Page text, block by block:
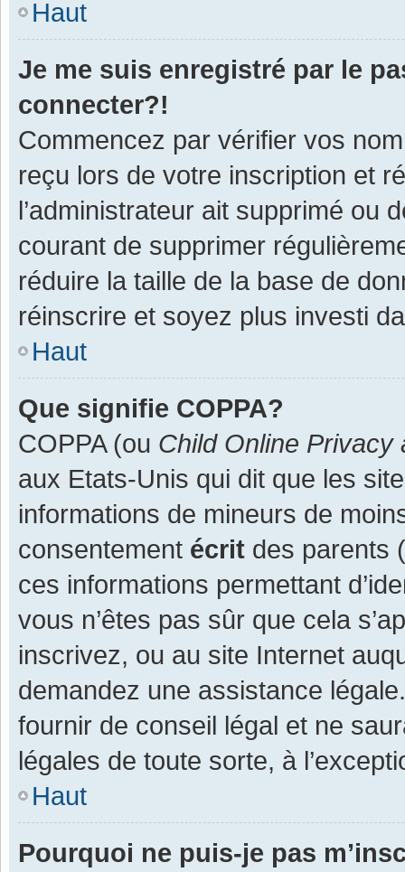
Haut
Je me suis enregistré par le
connecter?!
Commencez par vérifier vos
reçu lors de votre inscription et
l’administrateur ait supprimé ou
courant de supprimer
réduire la taille de la base de
réinscrire et soyez plus investi
Haut
Que signifie COPPA?
COPPA (ou Child Online Privacy
aux Etats-Unis qui dit que les
informations de mineurs de
consentement écrit des parents
ces informations permettant
vous n’êtes pas sûr que cela
inscrivez, ou au site Internet
demandez une assistance
fournir de conseil légal et ne
légales de toute sorte, à
Haut
Pourquoi ne puis-je pas